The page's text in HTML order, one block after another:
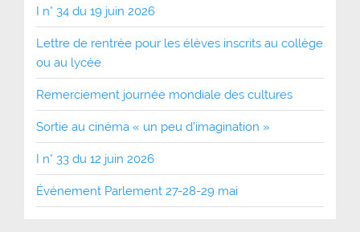
I n° 34 du 19 juin 2026
Lettre de rentrée pour les élèves inscrits au collège
ou au lycée
Remerciement journée mondiale des cultures
Sortie au cinéma « un peu d’imagination »
I n° 33 du 12 juin 2026
Événement Parlement 27-28-29 mai